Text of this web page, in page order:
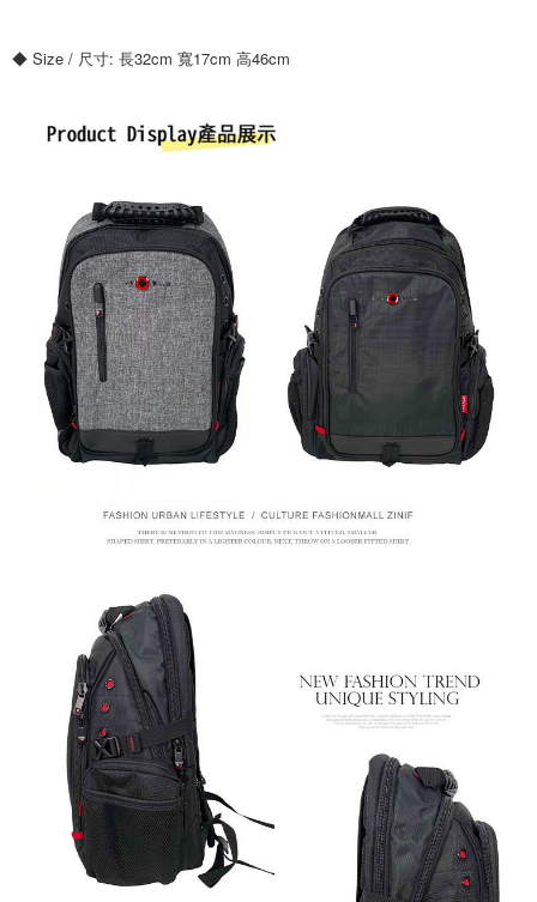
7-11付款取貨
宅配
國家/地區配送
◆ Size / 尺寸: 長32cm 寬17cm 高46cm